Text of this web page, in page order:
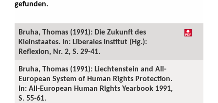
gefunden.
Bruha, Thomas (1991): Die Zukunft des
Kleinstaates. In: Liberales Institut (Hg.):
Reflexion, Nr. 2, S. 29-41.
Bruha, Thomas (1991): Liechtenstein and All-
European System of Human Rights Protection.
In: All-European Human Rights Yearbook 1991,
S. 55-61.